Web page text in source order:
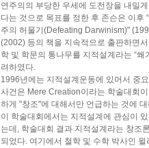
연주의의 부당한 우세에 도전장을 내밀
다는 것으로 목표를 정한 후 존슨은 이
주의 허물기(Defeating Darwinism)"
(2002) 등의 책을 지속적으로 출판하면
학 및 학문의 통나무를 지적설계라는 “
려하였다.
1996년에는 지적설계운동에 있어서 중
사건은 Mere Creation이라는 학술대회
하게 "창조"에 대해서만 언급하는 것에
이 학술대회에서는 지적설계에 관심이
는데, 학술대회 결과 지적설계라는 창조
되었다. 여기에서 철학 및 수학 박사인